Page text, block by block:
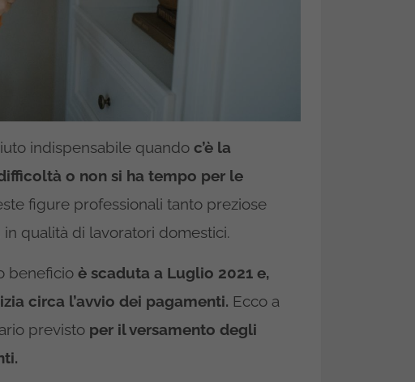
indispensabile quando c’è la
o non si ha tempo per le
figure professionali tanto preziose
qualità di lavoratori domestici.
beneficio è scaduta a Luglio 2021 e,
circa l’avvio dei pagamenti. Ecco a
previsto per il versamento degli